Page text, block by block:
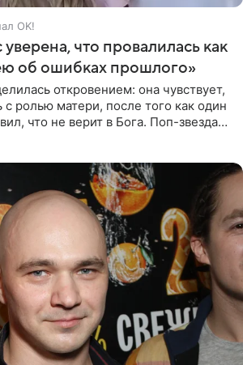
OK!
что провалилась как
об ошибках прошлого»
откровением: она чувствует,
с ролью матери, после того как один
что не верит в Бога. Поп-звезда